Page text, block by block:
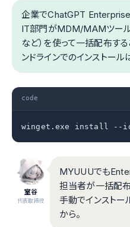
企業でChatGPT Enterprise
IT部門がMDM/MAMツー
など）を使って一括配布する
ンドラインでのインストール
code
winget.exe install --
室谷
代表取締役
MYUUUでも
担当者が一括配布
手動でインストー
から。